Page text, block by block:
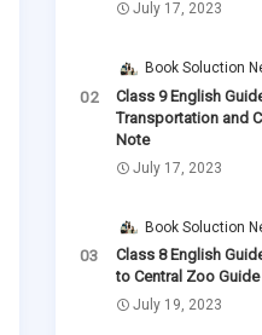
July 17, 2023
Book Soluction
Class 9 English
Transportation and
Note
July 17, 2023
Book Soluction
Class 8 English
to Central Zoo Guide
July 19, 2023